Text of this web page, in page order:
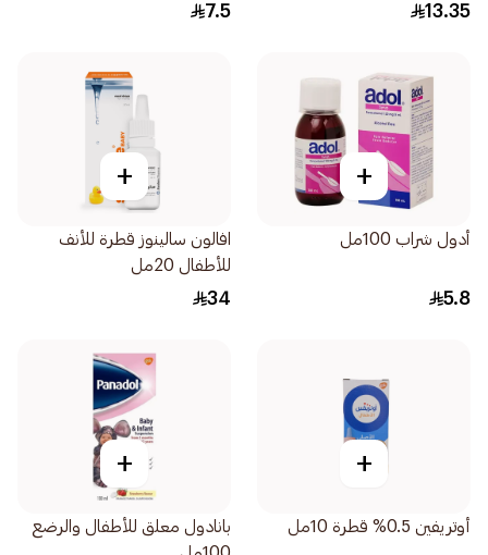
13.35
7.5
+
أدول شراب 100مل
5.8
+
افالون سالينوز قطرة للأنف
للأطفال 20مل
34
+
أوتريفين 0.5% قطرة 10مل
+
بانادول معلق للأطفال والرضع